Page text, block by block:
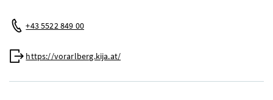
Telefon:
+43 5522 849 00
Web:
https://vorarlberg.kija.at/